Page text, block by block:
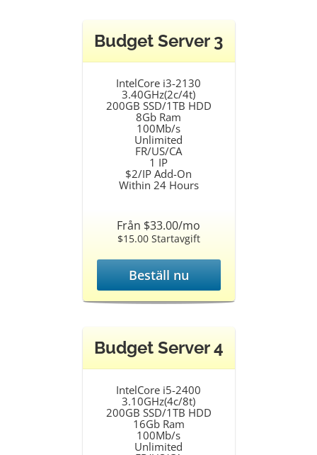
Budget Server 3
IntelCore i3-2130
3.40GHz(2c/4t)
200GB SSD/1TB HDD
8Gb Ram
100Mb/s
Unlimited
FR/US/CA
1 IP
$2/IP Add-On
Within 24 Hours
Från $33.00/mo
$15.00 Startavgift
Beställ nu
Budget Server 4
IntelCore i5-2400
3.10GHz(4c/8t)
200GB SSD/1TB HDD
16Gb Ram
100Mb/s
Unlimited